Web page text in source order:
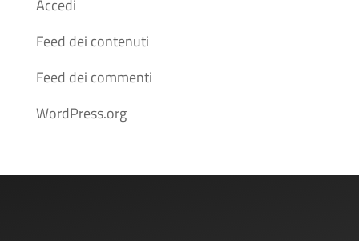
Accedi
Feed dei contenuti
Feed dei commenti
WordPress.org